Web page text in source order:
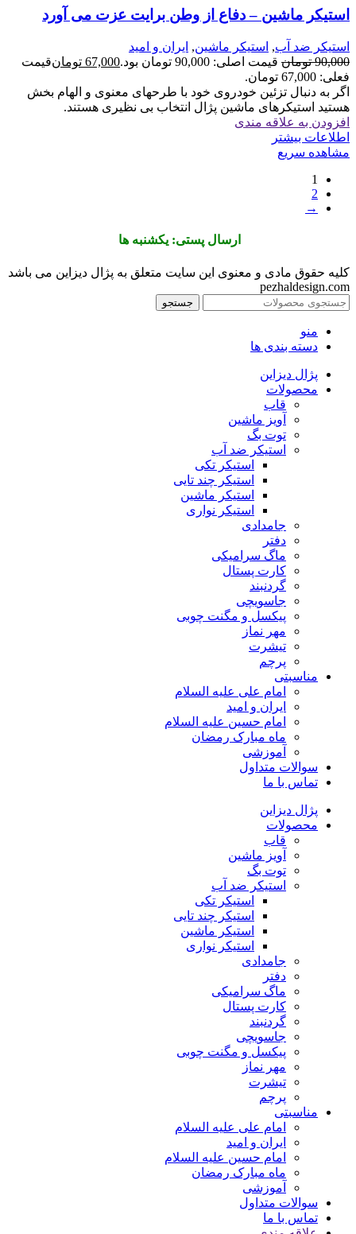
استیکر ماشین – دفاع از وطن برایت عزت می آورد
استیکر ضد آب, استیکر ماشین, ایران و امید
90,000 تومان قیمت اصلی: 90,000 تومان بود. 67,000 تومانقیمت
فعلی: 67,000 تومان.
اگر به دنبال تزئین خودروی خود با طرحهای معنوی و الهام بخش
هستید استیکرهای ماشین پژال انتخاب بی نظیری هستند.
افزودن به علاقه مندی
اطلاعات بیشتر
مشاهده سریع
1
2
→
ارسال پستی: یکشنبه ها
کلیه حقوق مادی و معنوی این سایت متعلق به پژال دیزاین می باشد
pezhaldesign.com
جستجو
منو
دسته بندی ها
پژال دیزاین
محصولات
قاب
آویز ماشین
توت بگ
استیکر ضد آب
استیکر تکی
استیکر چند تایی
استیکر ماشین
استیکر نواری
جامدادی
دفتر
ماگ سرامیکی
کارت پستال
گردنبند
جاسویچی
پیکسل و مگنت چوبی
مهر نماز
تیشرت
پرچم
مناسبتی
امام علی علیه السلام
ایران و امید
امام حسین علیه السلام
ماه مبارک رمضان
آموزشی
سوالات متداول
تماس با ما
پژال دیزاین
محصولات
قاب
آویز ماشین
توت بگ
استیکر ضد آب
استیکر تکی
استیکر چند تایی
استیکر ماشین
استیکر نواری
جامدادی
دفتر
ماگ سرامیکی
کارت پستال
گردنبند
جاسویچی
پیکسل و مگنت چوبی
مهر نماز
تیشرت
پرچم
مناسبتی
امام علی علیه السلام
ایران و امید
امام حسین علیه السلام
ماه مبارک رمضان
آموزشی
سوالات متداول
تماس با ما